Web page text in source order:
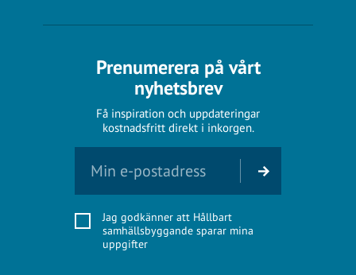
Prenumerera på vårt
nyhetsbrev
Få inspiration och uppdateringar
kostnadsfritt direkt i inkorgen.
Jag godkänner att Hållbart
samhällsbyggande sparar mina
uppgifter